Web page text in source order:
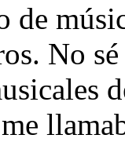
de
No